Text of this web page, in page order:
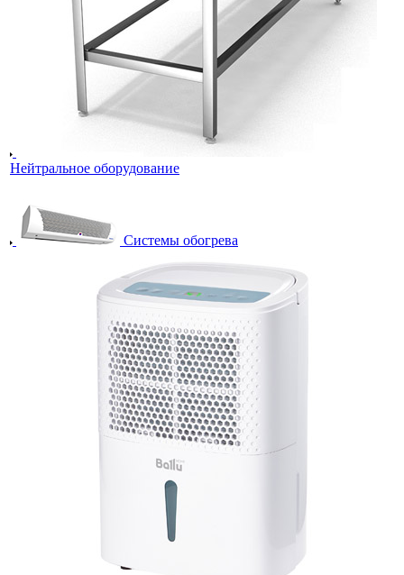
Нейтральное оборудование
Системы обогрева